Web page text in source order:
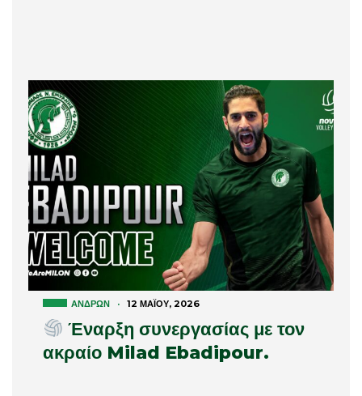
ΑΝΔΡΏΝ · 12 ΜΑΪ́ΟΥ, 2026
Έναρξη συνεργασίας με τον
ακραίο Milad Ebadipour.